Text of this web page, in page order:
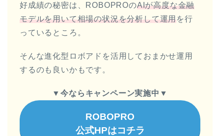
好成績の秘密は、ROBOPROのAIが高度な金融
モデルを用いて相場の状況を分析して運用を行
っているところ。
そんな進化型ロボアドを活用しておまかせ運用
するのも良いかもです。
▼今ならキャンペーン実施中▼
ROBOPRO
公式HPはコチラ